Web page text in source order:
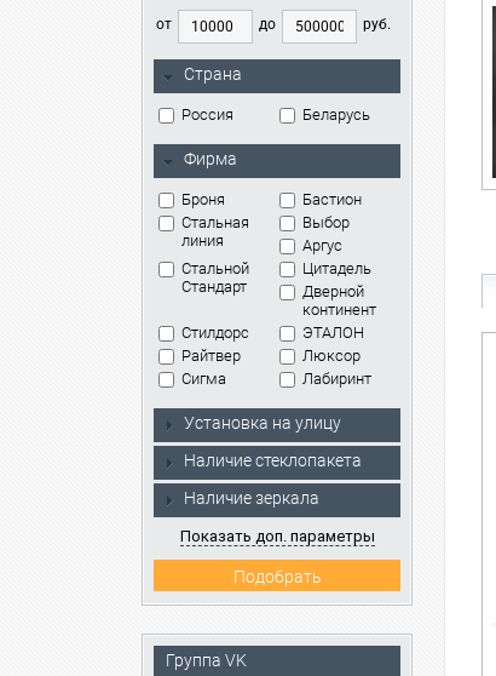
от до руб.
Страна
Россия Беларусь
Фирма
Броня
Бастион
Стальная
линия
Выбор
Аргус
Стальной
Стандарт
Цитадель
Дверной
континент
Стилдорс
ЭТАЛОН
Райтвер
Люксор
Сигма
Лабиринт
Установка на улицу
Наличие стеклопакета
Наличие зеркала
Показать доп. параметры
Группа VK